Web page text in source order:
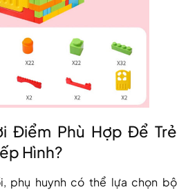
Điểm Phù Hợp Để Trẻ
Hình?
phụ huynh có thể lựa chọn bộ